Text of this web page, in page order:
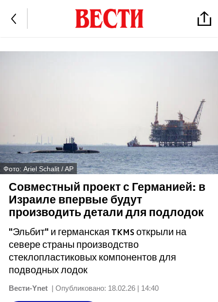
Фото: Ariel Schalit / AP
Совместный проект с Германией: в
Израиле впервые будут
производить детали для подлодок
"Эльбит" и германская TKMS открыли на
севере страны производство
стеклопластиковых компонентов для
подводных лодок
Вести-Ynet | Опубликовано: 18.02.26 | 14:40